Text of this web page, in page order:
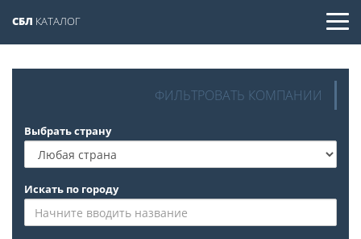
СБЛ КАТАЛОГ
ФИЛЬТРОВАТЬ КОМПАНИИ
Выбрать страну
Искать по городу